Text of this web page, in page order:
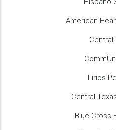
American
Central
Lirios
Central
Blue Cross